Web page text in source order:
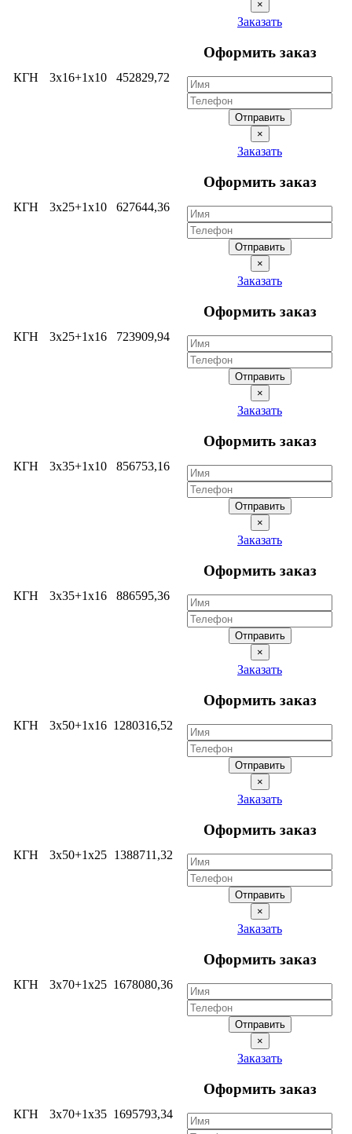
×
КГН 3х16+1х10 452829,72
Заказать
Оформить заказ
Отправить
×
КГН 3х25+1х10 627644,36
Заказать
Оформить заказ
Отправить
×
КГН 3х25+1х16 723909,94
Заказать
Оформить заказ
Отправить
×
КГН 3х35+1х10 856753,16
Заказать
Оформить заказ
Отправить
×
КГН 3х35+1х16 886595,36
Заказать
Оформить заказ
Отправить
×
КГН 3х50+1х16 1280316,52
Заказать
Оформить заказ
Отправить
×
КГН 3х50+1х25 1388711,32
Заказать
Оформить заказ
Отправить
×
КГН 3х70+1х25 1678080,36
Заказать
Оформить заказ
Отправить
×
КГН 3х70+1х35 1695793,34
Заказать
Оформить заказ